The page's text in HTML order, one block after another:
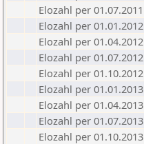
Elozahl per 01.07.2011
Elozahl per 01.01.2012
Elozahl per 01.04.2012
Elozahl per 01.07.2012
Elozahl per 01.10.2012
Elozahl per 01.01.2013
Elozahl per 01.04.2013
Elozahl per 01.07.2013
Elozahl per 01.10.2013